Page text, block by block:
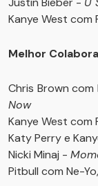
Kanye West com
Melhor
Chris Brown com
Now
Kanye West com
Katy Perry e
Nicki Minaj -
Pitbull com Ne-